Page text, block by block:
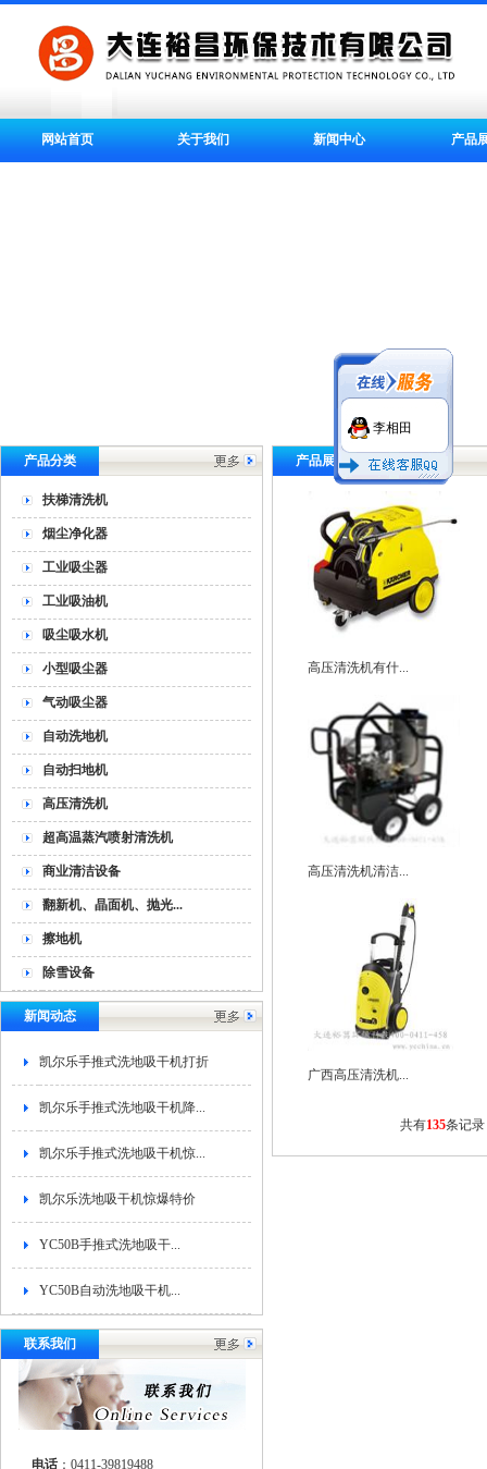
网站首页 关于我们 新闻中心 产品
产品分类
扶梯清洗机
烟尘净化器
工业吸尘器
工业吸油机
吸尘吸水机
小型吸尘器
气动吸尘器
自动洗地机
自动扫地机
高压清洗机
超高温蒸汽喷射清洗机
商业清洁设备
翻新机、晶面机、抛光...
擦地机
除雪设备
新闻动态
凯尔乐手推式洗地吸干机打折
凯尔乐手推式洗地吸干机降...
凯尔乐手推式洗地吸干机惊...
凯尔乐洗地吸干机惊爆特价
YC50B手推式洗地吸干...
YC50B自动洗地吸干机...
联系我们
电话 ： 0411-39819488
产品展示
高压清洗机有什...
高压清洗机清洁...
广西高压清洗机...
共有135条记
李相田